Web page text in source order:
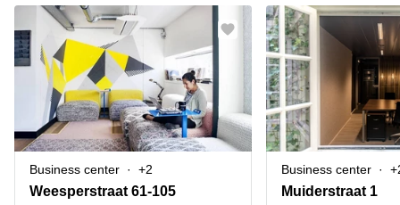
Flexplekken
Coworking
Spaces
Vergaderruimten
Virtueel
Kantoor
Bedrijfsruimte
Oost
Amsterdam
Westpoort
Bergen
Zoom
Amersfoort
Breda
Kantoor
huren
Bergen
op
Zoom
Kantoor
huren
Tiel
Kantoor
huren
Voeg je kantoorruimte toe
Huurprijs
Log in
Business center +2
Weesperstraat 61-105
Business center
Muiderstraat 1